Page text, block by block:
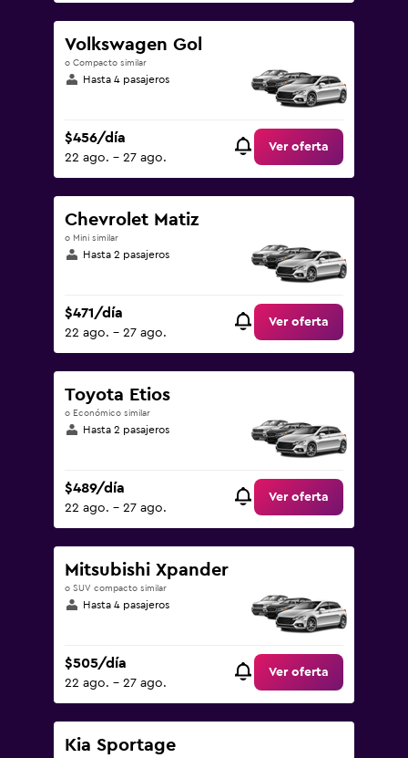
Volkswagen Gol
o Compacto similar
Hasta 4 pasajeros
$456/día
22 ago. - 27 ago.
Ver oferta
Chevrolet Matiz
o Mini similar
Hasta 2 pasajeros
$471/día
22 ago. - 27 ago.
Ver oferta
Toyota Etios
o Económico similar
Hasta 2 pasajeros
$489/día
22 ago. - 27 ago.
Ver oferta
Mitsubishi Xpander
o SUV compacto similar
Hasta 4 pasajeros
$505/día
22 ago. - 27 ago.
Ver oferta
Kia Sportage